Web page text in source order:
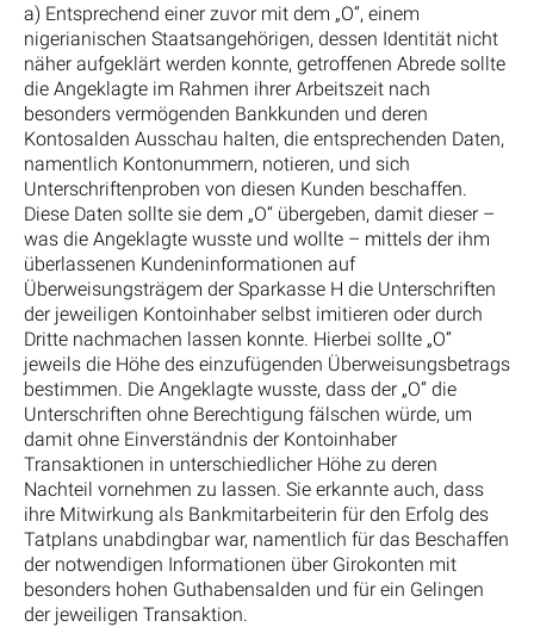
a) Entsprechend einer zuvor mit dem „O“, einem
nigerianischen Staatsangehörigen, dessen Identität nicht
näher aufgeklärt werden konnte, getroffenen Abrede sollte
die Angeklagte im Rahmen ihrer Arbeitszeit nach
besonders vermögenden Bankkunden und deren
Kontosalden Ausschau halten, die entsprechenden Daten,
namentlich Kontonummern, notieren, und sich
Unterschriftenproben von diesen Kunden beschaffen.
Diese Daten sollte sie dem „O“ übergeben, damit dieser –
was die Angeklagte wusste und wollte – mittels der ihm
überlassenen Kundeninformationen auf
Überweisungsträgem der Sparkasse H die Unterschriften
der jeweiligen Kontoinhaber selbst imitieren oder durch
Dritte nachmachen lassen konnte. Hierbei sollte „O“
jeweils die Höhe des einzufügenden Überweisungsbetrags
bestimmen. Die Angeklagte wusste, dass der „O“ die
Unterschriften ohne Berechtigung fälschen würde, um
damit ohne Einverständnis der Kontoinhaber
Transaktionen in unterschiedlicher Höhe zu deren
Nachteil vornehmen zu lassen. Sie erkannte auch, dass
ihre Mitwirkung als Bankmitarbeiterin für den Erfolg des
Tatplans unabdingbar war, namentlich für das Beschaffen
der notwendigen Informationen über Girokonten mit
besonders hohen Guthabensalden und für ein Gelingen
der jeweiligen Transaktion.